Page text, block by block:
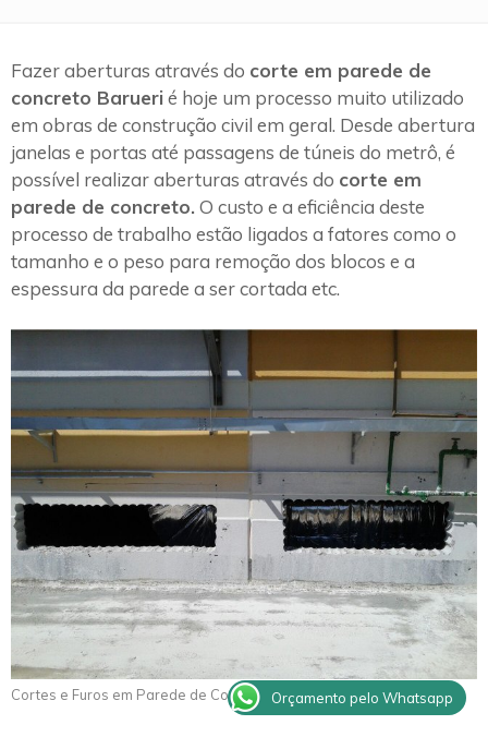
Fazer aberturas através do corte em parede de
concreto Barueri é hoje um processo muito utilizado
em obras de construção civil em geral. Desde abertura
janelas e portas até passagens de túneis do metrô, é
possível realizar aberturas através do corte em
parede de concreto. O custo e a eficiência deste
processo de trabalho estão ligados a fatores como o
tamanho e o peso para remoção dos blocos e a
espessura da parede a ser cortada etc.
Cortes e Furos em Parede de Concreto BarueriOrçamento pelo Whatsapp